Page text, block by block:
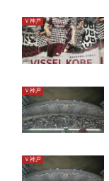
Ｖ神戸
Ｖ神戸
Ｖ神戸